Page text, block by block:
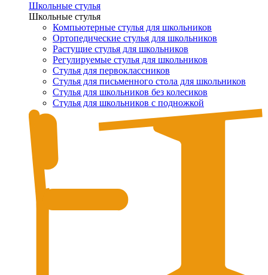
Школьные стулья
Школьные стулья
Компьютерные стулья для школьников
Ортопедические стулья для школьников
Растущие стулья для школьников
Регулируемые стулья для школьников
Стулья для первоклассников
Стулья для письменного стола для школьников
Стулья для школьников без колесиков
Стулья для школьников с подножкой